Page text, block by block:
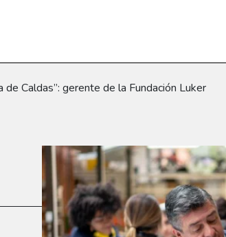
Caldas”: gerente de la Fundación Luker